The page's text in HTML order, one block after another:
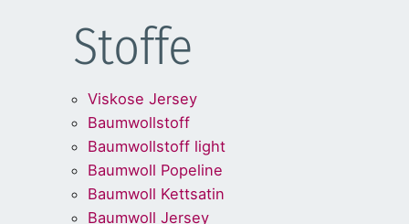
Stoffe
Viskose Jersey
Baumwollstoff
Baumwollstoff light
Baumwoll Popeline
Baumwoll Kettsatin
Baumwoll Jersey